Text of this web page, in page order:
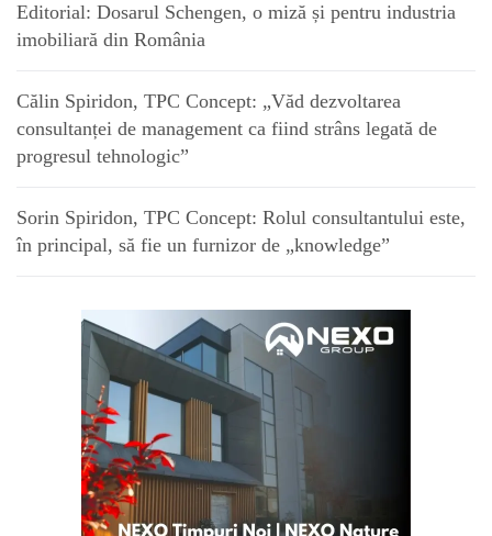
Editorial: Dosarul Schengen, o miză și pentru industria
imobiliară din România
Călin Spiridon, TPC Concept: „Văd dezvoltarea
consultanței de management ca fiind strâns legată de
progresul tehnologic”
Sorin Spiridon, TPC Concept: Rolul consultantului este,
în principal, să fie un furnizor de „knowledge”